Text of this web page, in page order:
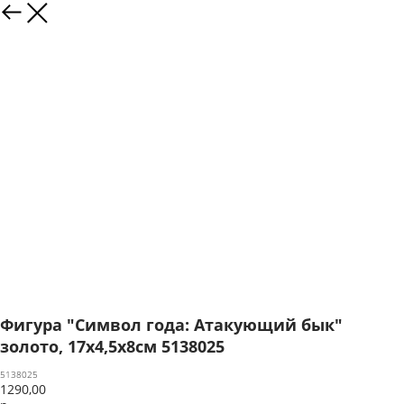
Фигура "Символ года: Атакующий бык"
золото, 17х4,5х8см 5138025
5138025
1290,00